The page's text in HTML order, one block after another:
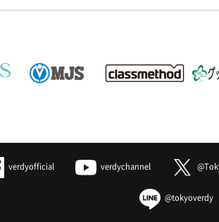
verdyofficial verdychannel
@tokyoverdy